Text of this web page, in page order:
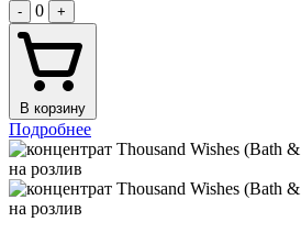
- 0 +
В корзину
Подробнее